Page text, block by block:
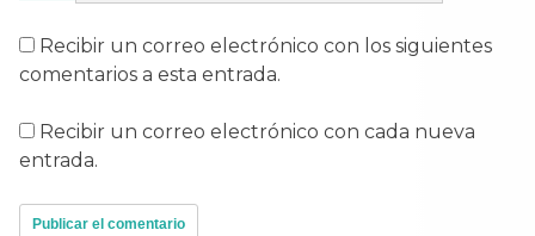
Recibir un correo electrónico con los siguientes
comentarios a esta entrada.
Recibir un correo electrónico con cada nueva
entrada.